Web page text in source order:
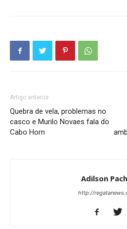
Artigo anterior
Quebra de vela, problemas no
casco e Murilo Novaes fala do
Cabo Horn
Adilson
http://